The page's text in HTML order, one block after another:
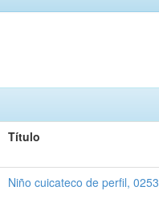
Título
Niño cuicateco de perfil, 0253